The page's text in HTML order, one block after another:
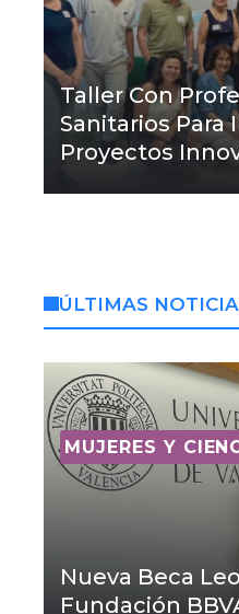
Taller Con
Sanitarios Para
Proyectos
ÚLTIMAS
MUJERES Y
Nueva Beca
Fundación